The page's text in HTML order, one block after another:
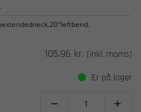
105,96 kr. (inkl. moms)
Er på lager
 